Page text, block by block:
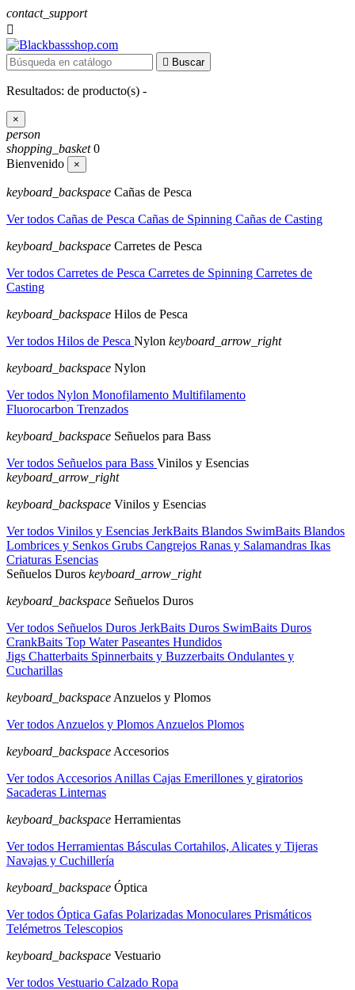
contact_support

 Buscar
Resultados: de producto(s) -
×
person
shopping_basket 0
Bienvenido
×
keyboard_backspace Cañas de Pesca
Ver todos Cañas de Pesca Cañas de Spinning Cañas de Casting
keyboard_backspace Carretes de Pesca
Ver todos Carretes de Pesca Carretes de Spinning Carretes de
Casting
keyboard_backspace Hilos de Pesca
Ver todos Hilos de Pesca Nylon keyboard_arrow_right
keyboard_backspace Nylon
Ver todos Nylon Monofilamento Multifilamento
Fluorocarbon Trenzados
keyboard_backspace Señuelos para Bass
Ver todos Señuelos para Bass Vinilos y Esencias
keyboard_arrow_right
keyboard_backspace Vinilos y Esencias
Ver todos Vinilos y Esencias JerkBaits Blandos SwimBaits Blandos
Lombrices y Senkos Grubs Cangrejos Ranas y Salamandras Ikas
Criaturas Esencias
Señuelos Duros keyboard_arrow_right
keyboard_backspace Señuelos Duros
Ver todos Señuelos Duros JerkBaits Duros SwimBaits Duros
CrankBaits Top WaterPaseantes Hundidos
Jigs Chatterbaits Spinnerbaits y Buzzerbaits Ondulantes y
Cucharillas
keyboard_backspace Anzuelos y Plomos
Ver todos Anzuelos y Plomos Anzuelos Plomos
keyboard_backspace Accesorios
Ver todos Accesorios Anillas Cajas Emerillones y giratorios
Sacaderas Linternas
keyboard_backspace Herramientas
Ver todos Herramientas Básculas Cortahilos, Alicates y Tijeras
Navajas y Cuchillería
keyboard_backspace Óptica
Ver todos Óptica Gafas Polarizadas Monoculares Prismáticos
Telémetros Telescopios
keyboard_backspace Vestuario
Ver todos Vestuario Calzado Ropa